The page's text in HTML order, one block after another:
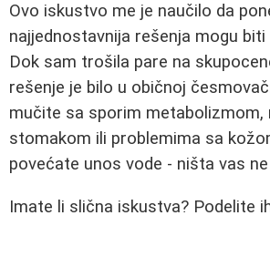
Ovo iskustvo me je naučilo da
najjednostavnija rešenja mogu biti
Dok sam trošila pare na
rešenje je bilo u običnoj
mučite sa sporim metabolizmom,
stomakom ili problemima sa
povećate unos vode - ništa vas
Imate li slična iskustva? Podelite